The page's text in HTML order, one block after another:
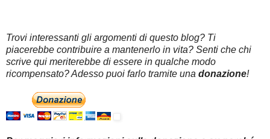
Trovi interessanti gli argomenti di questo blog? Ti
piacerebbe contribuire a mantenerlo in vita? Senti che chi
scrive qui meriterebbe di essere in qualche modo
ricompensato? Adesso puoi farlo tramite una donazione!